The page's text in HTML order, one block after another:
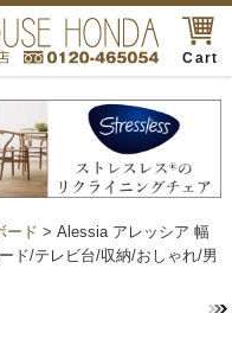
Cart
ード > Alessia アレッシア 幅
ド/テレビ台/収納/おしゃれ/男